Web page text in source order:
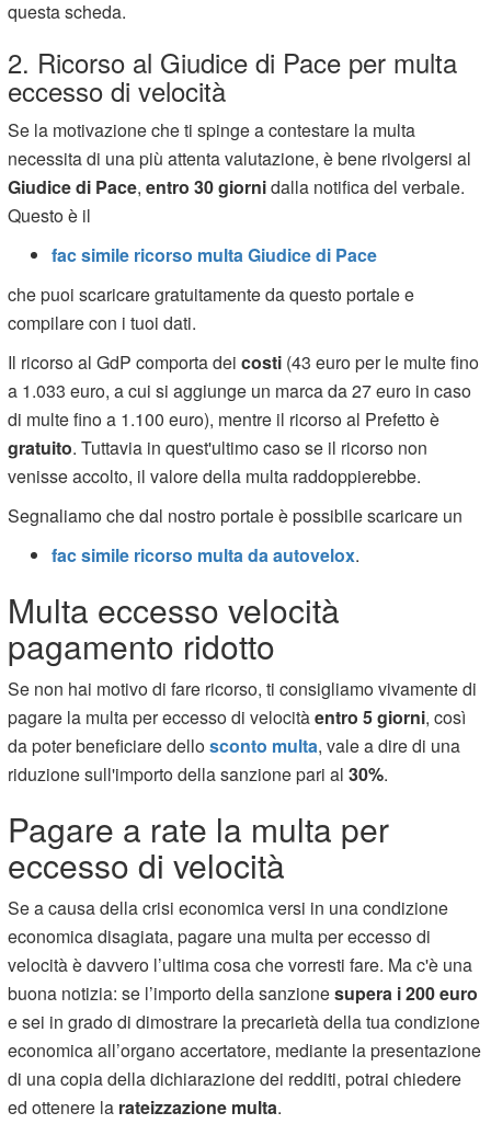
questa scheda.
2. Ricorso al Giudice di Pace per multa
eccesso di velocità
Se la motivazione che ti spinge a contestare la multa
necessita di una più attenta valutazione, è bene rivolgersi al
Giudice di Pace,entro 30 giornidalla notifica del verbale.
Questo è il
fac simile ricorso multa Giudice di Pace
che puoi scaricare gratuitamente da questo portale e
compilare con i tuoi dati.
Il ricorso al GdP comporta deicosti (43 euro per le multe fino
a 1.033 euro, a cui si aggiunge un marca da 27 euro in caso
di multe fino a 1.100 euro), mentre il ricorso al Prefetto è
gratuito. Tuttavia in quest'ultimo caso se il ricorso non
venisse accolto, il valore della multa raddoppierebbe.
Segnaliamo che dal nostro portale è possibile scaricare un
fac simile ricorso multa da autovelox.
Multa eccesso velocità
pagamento ridotto
Se non hai motivo di fare ricorso, ti consigliamo vivamente di
pagare la multa per eccesso di velocitàentro 5 giorni, così
da poter beneficiare dellosconto multa, vale a dire di una
riduzione sull'importo della sanzione pari al30%.
Pagare a rate la multa per
eccesso di velocità
Se a causa della crisi economica versi in una condizione
economica disagiata, pagare una multa per eccesso di
velocità è davvero l’ultima cosa che vorresti fare. Ma c'è una
buona notizia: se l’importo della sanzionesupera i 200 euro
e sei in grado di dimostrare la precarietà della tua condizione
economica all’organo accertatore, mediante la presentazione
di una copia della dichiarazione dei redditi, potrai chiedere
ed ottenere la rateizzazione multa.